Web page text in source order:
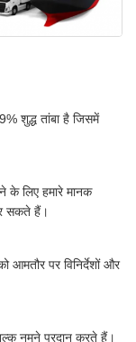
शुद्ध तांबा है जिसमें
के लिए हमारे मानक
सकते हैं।
पर विनिर्देशों और
नमूने प्रदान करते हैं।